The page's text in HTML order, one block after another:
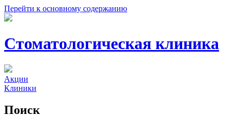
Перейти к основному содержанию
Стоматологическая клиника
Акции
Клиники
Поиск